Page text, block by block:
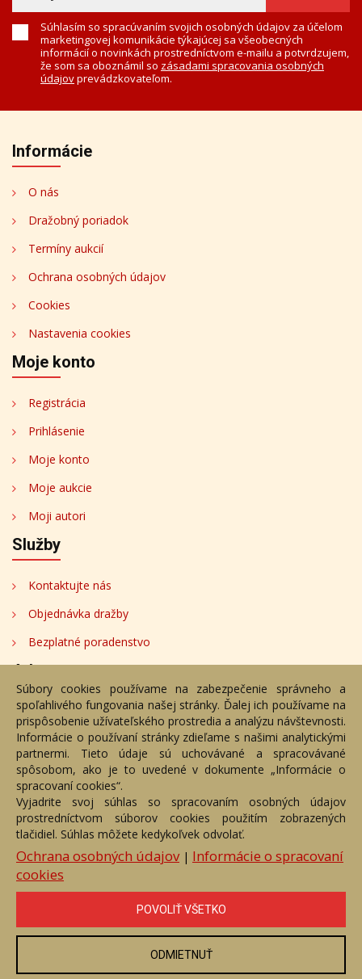
Súhlasím so spracúvaním svojich osobných údajov za účelom
marketingovej komunikácie týkajúcej sa všeobecných
informácií o novinkách prostredníctvom e-mailu a potvrdzujem,
že som sa oboznámil so zásadami spracovania osobných
údajovprevádzkovateľom.
Informácie
O nás
Dražobný poriadok
Termíny aukcií
Ochrana osobných údajov
Cookies
Nastavenia cookies
Moje konto
Registrácia
Prihlásenie
Moje konto
Moje aukcie
Moji autori
Služby
Kontaktujte nás
Objednávka dražby
Bezplatné poradenstvo
Adresa
Nižný Hrušov 333, 094 22, Slovenská republika
+421 905 356 921
+421 905 959 101
dartesro@dartesro.sk
Hlavná stránka Aukčný katalóg
Objednávka dražby
Termíny aukcií
Online Aukcia
DARTE AUKČNÁ SPOLOČNOSŤ s.r.o. © 2007 - 2026
Akékoľvek používanie obrazových a textových súčastí tejto stránky je
podmienené výslovným súhlasom jej vlastníka. Všetky práva sú
vyhradené.
Súbory cookies používame na zabezpečenie správneho a
spoľahlivého fungovania našej stránky. Ďalej ich používame na
prispôsobenie užívateľského prostredia a analýzu návštevnosti.
Informácie o používaní stránky zdieľame s našimi analytickými
partnermi. Tieto údaje sú uchovávané a spracovávané
spôsobom, ako je to uvedené v dokumente „Informácie o
spracovaní cookies“.
Vyjadrite svoj súhlas so spracovaním osobných údajov
prostredníctvom súborov cookies použitím zobrazených
tlačidiel. Súhlas môžete kedykoľvek odvolať.
Ochrana osobných údajov| Informácie o spracovaní
cookies
POVOLIŤ VŠETKO
ODMIETNUŤ